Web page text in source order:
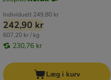
Individuelt 249,80 kr
242,90 kr
607,20 kr / kg
230,76 kr
Læg i kurv